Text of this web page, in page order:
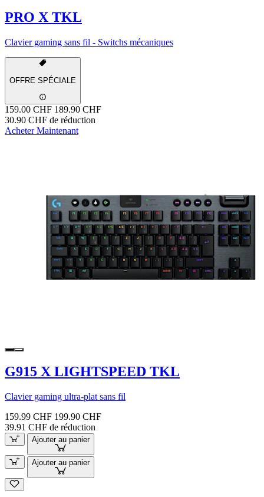
PRO X TKL
Clavier gaming sans fil - Switchs mécaniques
OFFRE SPÉCIALE
159.00 CHF 189.90 CHF
30.90 CHF de réduction
Acheter Maintenant
G915 X LIGHTSPEED TKL
Clavier gaming ultra-plat sans fil
159.99 CHF 199.90 CHF
39.91 CHF de réduction
Ajouter au panier
Ajouter au panier